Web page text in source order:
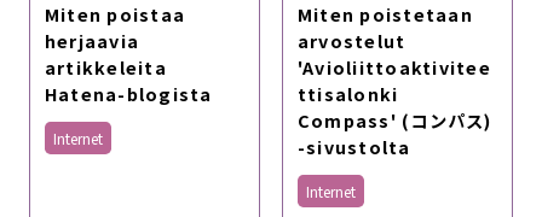
Miten poistaa
herjaavia
artikkeleita
Hatena-blogista
Internet
Miten poistetaan
arvostelut
'Avioliittoaktivitee
ttisalonki
Compass' (コンパス)
-sivustolta
Internet